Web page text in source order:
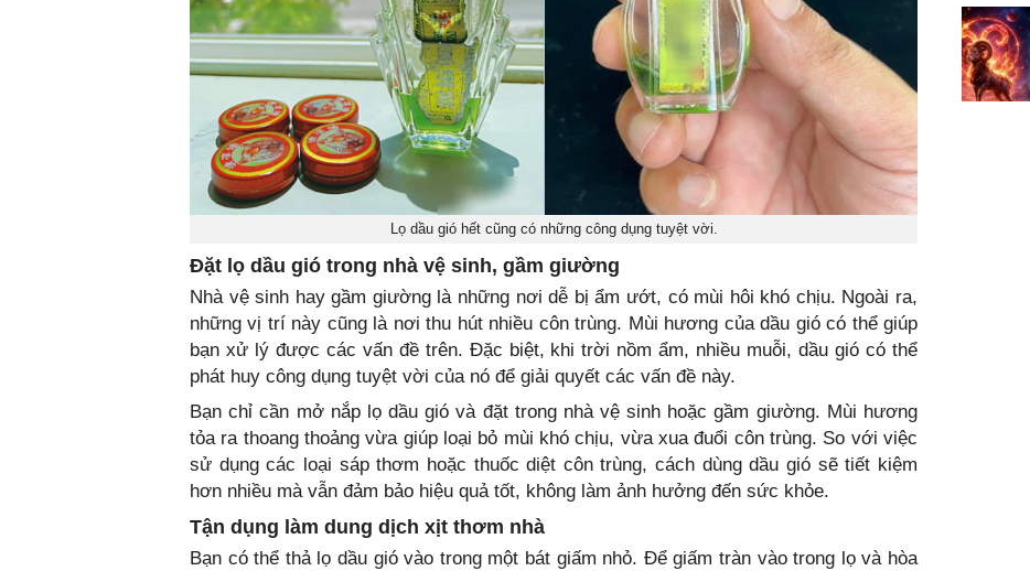
Lọ dầu gió hết cũng có những công dụng tuyệt vời.
Đặt lọ dầu gió trong nhà vệ sinh, gầm giường
Nhà vệ sinh hay gầm giường là những nơi dễ bị ẩm ướt, có mùi hôi khó chịu. Ngoài ra,
những vị trí này cũng là nơi thu hút nhiều côn trùng. Mùi hương của dầu gió có thể giúp
bạn xử lý được các vấn đề trên. Đặc biệt, khi trời nồm ẩm, nhiều muỗi, dầu gió có thể
phát huy công dụng tuyệt vời của nó để giải quyết các vấn đề này.
Bạn chỉ cần mở nắp lọ dầu gió và đặt trong nhà vệ sinh hoặc gầm giường. Mùi hương
tỏa ra thoang thoảng vừa giúp loại bỏ mùi khó chịu, vừa xua đuổi côn trùng. So với việc
sử dụng các loại sáp thơm hoặc thuốc diệt côn trùng, cách dùng dầu gió sẽ tiết kiệm
hơn nhiều mà vẫn đảm bảo hiệu quả tốt, không làm ảnh hưởng đến sức khỏe.
Tận dụng làm dung dịch xịt thơm nhà
Bạn có thể thả lọ dầu gió vào trong một bát giấm nhỏ. Để giấm tràn vào trong lọ và hòa